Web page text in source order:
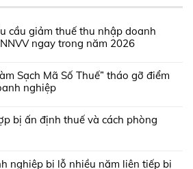
cầu giảm thuế thu nhập doanh
ngay trong năm 2026
Sạch Mã Số Thuế” tháo gỡ điểm
nghiệp
bị ấn định thuế và cách phòng
nghiệp bị lỗ nhiều năm liên tiếp bị